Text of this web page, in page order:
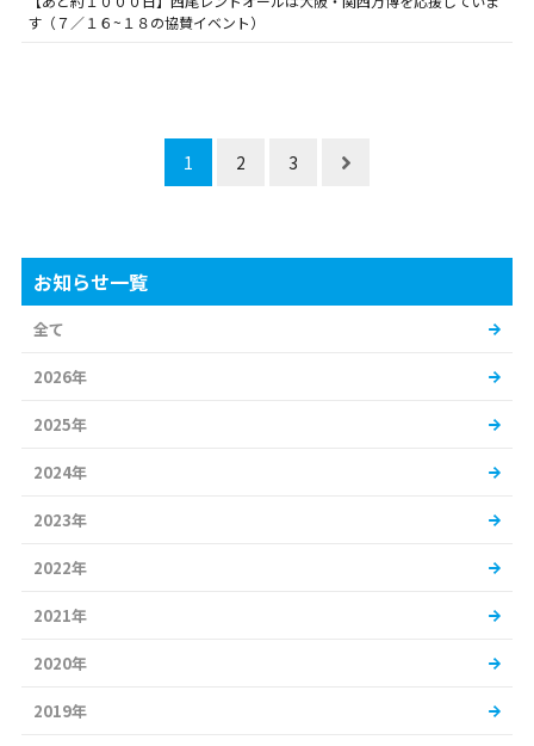
す（７／１６~１８の協賛イベント）
1 2 3
お知らせ一覧
全て
2026年
2025年
2024年
2023年
2022年
2021年
2020年
2019年